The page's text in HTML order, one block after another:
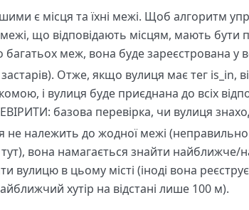
є місця та їхні межі. Щоб алгоритм
що відповідають місцям, мають
меж, вона буде зареєстрована у
застарів). Отже, якщо вулиця має тег is_in,
і вулиця буде приєднана до всіх
базова перевірка, чи вулиця
не належить до жодної межі
вона намагається знайти найближче/
вулицю в цьому місті (іноді вона
хутір на відстані лише 100 м).